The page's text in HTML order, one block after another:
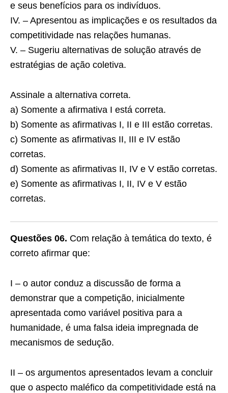
e seus benefícios para os indivíduos.
IV. – Apresentou as implicações e os resultados da
competitividade nas relações humanas.
V. – Sugeriu alternativas de solução através de
estratégias de ação coletiva.
Assinale a alternativa correta.
a) Somente a afirmativa I está correta.
b) Somente as afirmativas I, II e III estão corretas.
c) Somente as afirmativas II, III e IV estão
corretas.
d) Somente as afirmativas II, IV e V estão corretas.
e) Somente as afirmativas I, II, IV e V estão
corretas.
Questões 06. Com relação à temática do texto, é
correto afirmar que:
I – o autor conduz a discussão de forma a
demonstrar que a competição, inicialmente
apresentada como variável positiva para a
humanidade, é uma falsa ideia impregnada de
mecanismos de sedução.
II – os argumentos apresentados levam a concluir
que o aspecto maléfico da competitividade está na